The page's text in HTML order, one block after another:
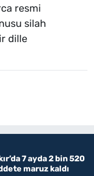
resmi
silah
dille
7 ayda 2 bin 520
maruz kaldı